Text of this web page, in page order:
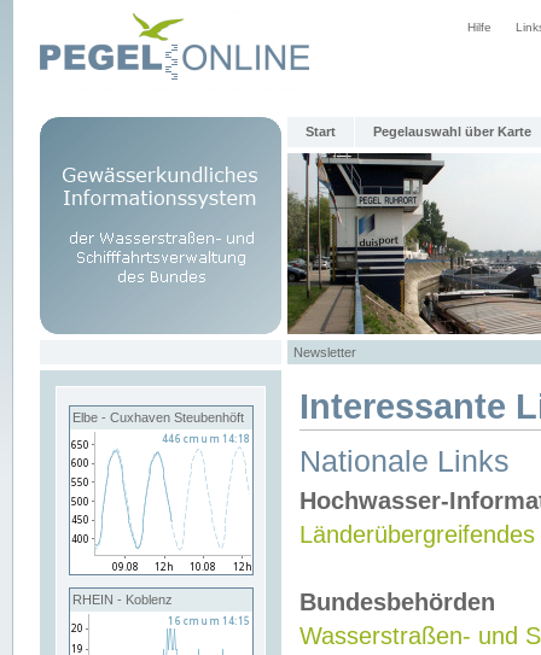
Hilfe
Start Pegelauswahl über Karte
Newsletter
Elbe - Cuxhaven Steubenhöft
RHEIN - Koblenz
Interessante
Nationale Links
Hochwasser-
Bundesbehörden
Wasserstraßen- und